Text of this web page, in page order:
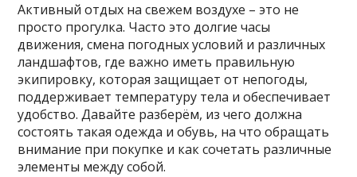
Активный отдых на свежем воздухе – это не
просто прогулка. Часто это долгие часы
движения, смена погодных условий и различных
ландшафтов, где важно иметь правильную
экипировку, которая защищает от непогоды,
поддерживает температуру тела и обеспечивает
удобство. Давайте разберём, из чего должна
состоять такая одежда и обувь, на что обращать
внимание при покупке и как сочетать различные
элементы между собой.